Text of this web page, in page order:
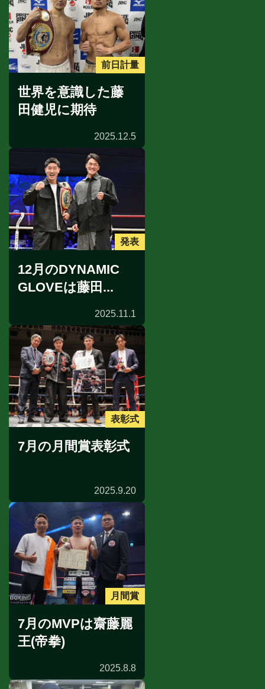
前日計量
世界を意識した藤
田健児に期待
2025.12.5
発表
12月のDYNAMIC
GLOVEは藤田...
2025.11.1
表彰式
7月の月間賞表彰式
2025.9.20
月間賞
7月のMVPは齋藤麗
王(帝拳)
2025.8.8